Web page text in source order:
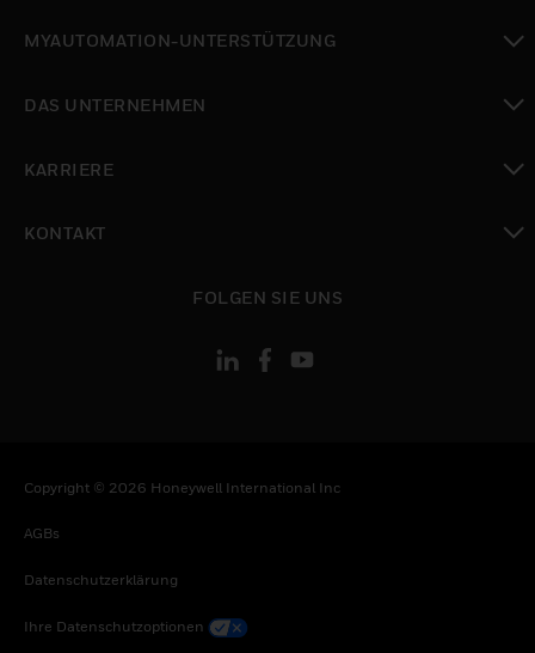
MYAUTOMATION-UNTERSTÜTZUNG
DAS UNTERNEHMEN
KARRIERE
KONTAKT
FOLGEN SIE UNS
Copyright © 2026 Honeywell International Inc
AGBs
Datenschutzerklärung
Ihre Datenschutzoptionen